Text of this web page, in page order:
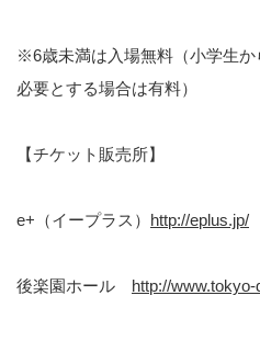
※6歳未満は入場無料（小学生
必要とする場合は有料）
【チケット販売所】
e+（イープラス） http://eplus.jp/
後楽園ホール http://